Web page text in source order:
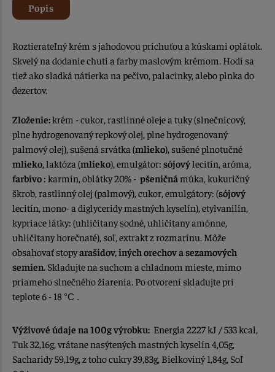
Popis
Roztierateľný krém s jahodovou príchuťou a kúskami oplátok.
Skvelý na dodanie chuti a farby maslovým krémom. Hodí sa
tiež ako sladká nátierka na pečivo, palacinky, alebo plnka do
dezertov.
Zloženie:krém - cukor, rastlinné oleje a tuky (slnečnicový,
plne hydrogenovaný repkový olej, plne hydrogenovaný
palmový olej), sušená srvátka (mlieko), sušené plnotučné
mlieko, laktóza (mlieko), emulgátor: sójovýlecitín, aróma,
farbivo : karmín, oblátky 20% - pšeničná múka, kukuričný
škrob, rastlinný olej (palmový), cukor, emulgátory: (sójový
lecitín, mono- a diglyceridy mastných kyselín), etylvanilín,
kypriace látky: (uhličitany sodné, uhličitany amónne,
uhličitany horečnaté), soľ, extrakt z rozmarínu. Môže
obsahovať stopyarašidov, iných orechov a sezamových
semien. Skladujte na suchom a chladnom mieste, mimo
priameho slnečného žiarenia. Po otvorení skladujte pri
teplote 6 - 18 °C .
Výživové údaje na 100g výrobku: Energia 2227 kJ / 533 kcal,
Tuk 32,16g, vrátane nasýtených mastných kyselín 4,05g,
Sacharidy 59,19g, z toho cukry 39,83g, Bielkoviný 1,84g, Soľ